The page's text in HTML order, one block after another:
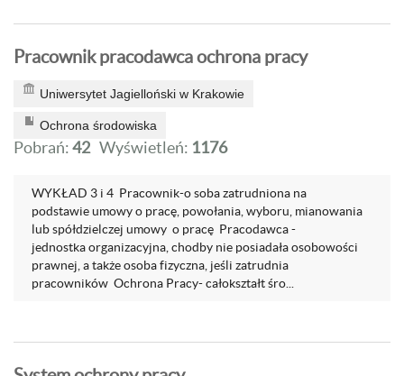
Pracownik pracodawca ochrona pracy
Uniwersytet Jagielloński w Krakowie
Ochrona środowiska
Pobrań:42 Wyświetleń: 1176
WYKŁAD 3 i 4 Pracownik-o soba zatrudniona na
podstawie umowy o pracę, powołania, wyboru, mianowania
lub spółdzielczej umowy o pracę Pracodawca -
jednostka organizacyjna, chodby nie posiadała osobowości
prawnej, a także osoba fizyczna, jeśli zatrudnia
pracowników Ochrona Pracy- całokształt śro...